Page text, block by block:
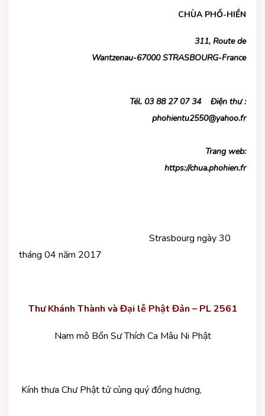
CHÙA PHỔ-HIỀN
311, Route de
Wantzenau-67000 STRASBOURG-France
Tél. 03 88 27 07 34 Điện thư :
phohientu2550@yahoo.fr
Trang web:
https://chua.phohien.fr
Strasbourg ngày 30
tháng 04 năm 2017
Thư Khánh Thành và Đại lễ Phật Đản – PL 2561
Nam mô Bổn Sư Thích Ca Mâu Ni Phật
Kính thưa Chư Phật tử cùng quý đồng hương,